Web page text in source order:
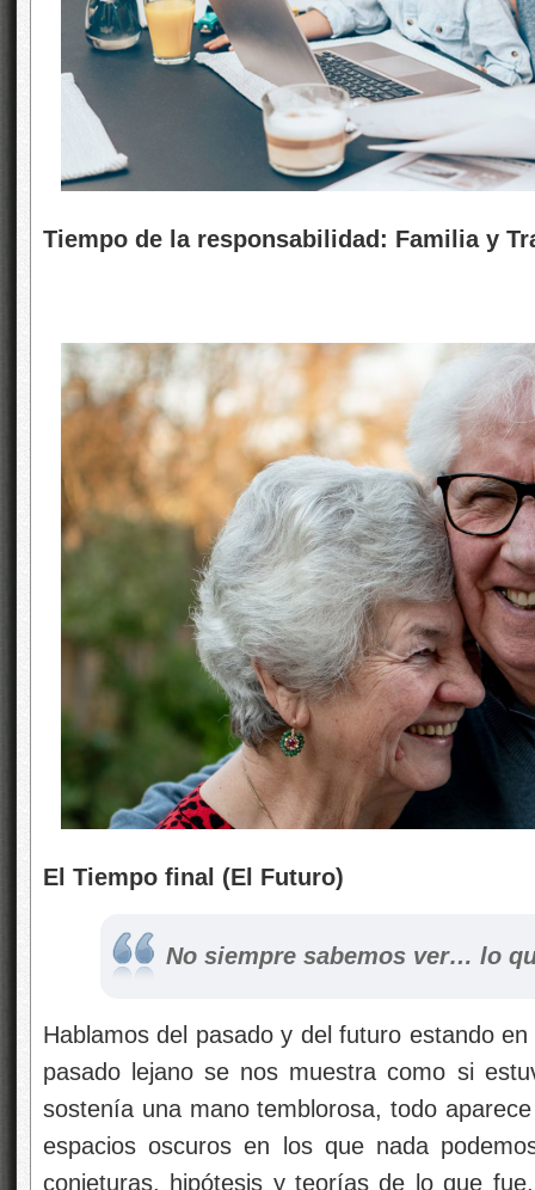
Tiempo de la responsabilidad: Familia y
El Tiempo final (El Futuro)
No siempre sabemos ver… lo
Hablamos del pasado y del futuro estando
pasado lejano se nos muestra como si
sostenía una mano temblorosa, todo
espacios oscuros en los que nada
conjeturas, hipótesis y teorías de lo que